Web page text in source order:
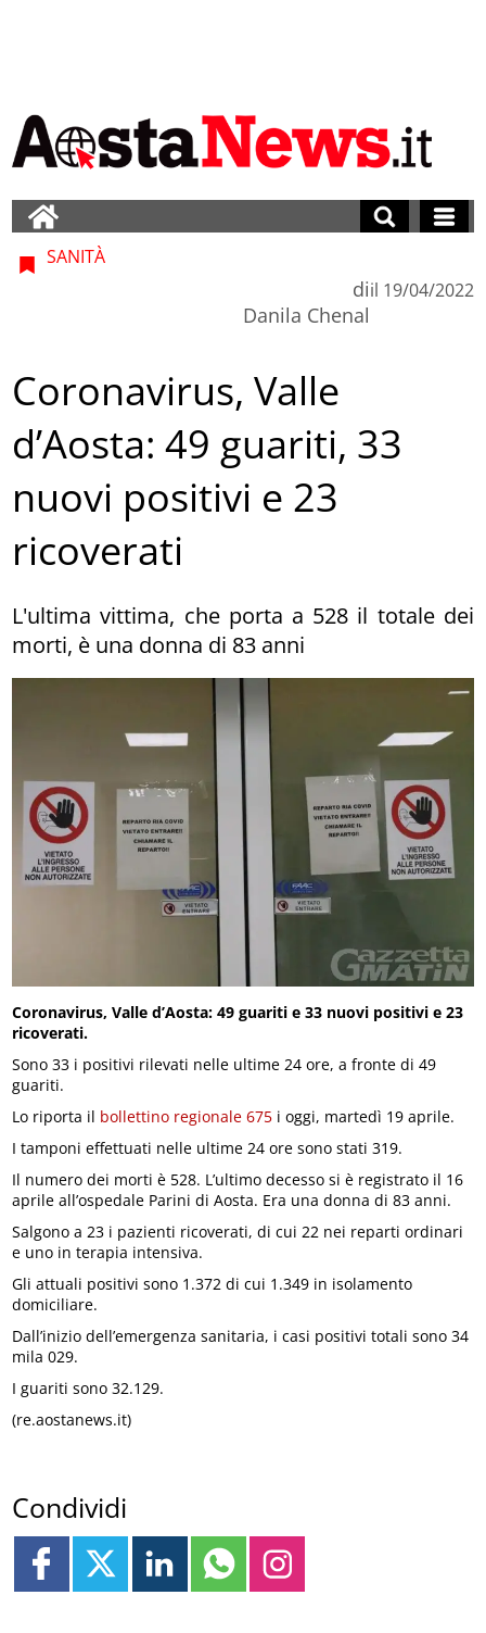
SANITÀ
di
Danila Chenal
il 19/04/2022
Coronavirus, Valle
d’Aosta: 49 guariti, 33
nuovi positivi e 23
ricoverati
L'ultima vittima, che porta a 528 il totale dei
morti, è una donna di 83 anni
Coronavirus, Valle d’Aosta: 49 guariti e 33 nuovi positivi e 23
ricoverati.
Sono 33 i positivi rilevati nelle ultime 24 ore, a fronte di 49
guariti.
Lo riporta il bollettino regionale 675 i oggi, martedì 19 aprile.
I tamponi effettuati nelle ultime 24 ore sono stati 319.
Il numero dei morti è 528. L’ultimo decesso si è registrato il 16
aprile all’ospedale Parini di Aosta. Era una donna di 83 anni.
Salgono a 23 i pazienti ricoverati, di cui 22 nei reparti ordinari
e uno in terapia intensiva.
Gli attuali positivi sono 1.372 di cui 1.349 in isolamento
domiciliare.
Dall’inizio dell’emergenza sanitaria, i casi positivi totali sono 34
mila 029.
I guariti sono 32.129.
(re.aostanews.it)
Condividi